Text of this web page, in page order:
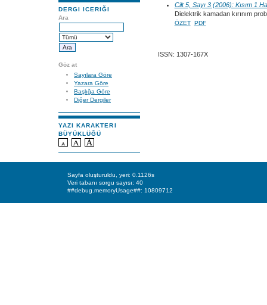
DERGI ICERIĞI
Ara
Göz at
Sayılara Göre
Yazara Göre
Başlığa Göre
Diğer Dergiler
YAZI KARAKTERI
BÜYÜKLÜĞÜ
Cilt 5, Sayı 3 (2006): Kısım 1
Dielektrik kamadan kırınım
ÖZET PDF
ISSN: 1307-167X
Sayfa oluşturuldu, yeri: 0.1126s
Veri tabanı sorgu sayısı: 40
##debug.memoryUsage##: 10809712